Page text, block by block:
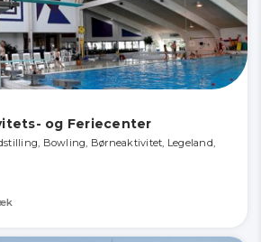
og Feriecenter
Bowling, Børneaktivitet, Legeland,